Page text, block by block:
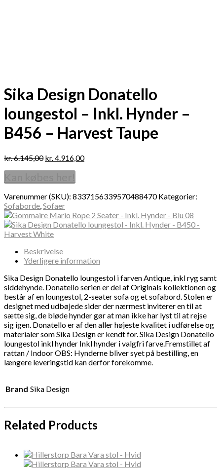
Sika Design Donatello
loungestol – Inkl. Hynder –
B456 – Harvest Taupe
kr.6.145,00 kr.4.916,00
Varenummer (SKU): 8337156339570488470 Kategorier:
Sofaborde,Sofaer
Beskrivelse
Yderligere information
Sika Design Donatello loungestol i farven Antique, inkl ryg samt
siddehynde. Donatello serien er del af Originals kollektionen og
består af en loungestol, 2-seater sofa og et sofabord. Stolen er
designet med udbøjede sider der nærmest inviterer en til at
sætte sig, de bløde hynder gør at man ikke har lyst til at rejse
sig igen. Donatello er af den aller højeste kvalitet i udførelse og
materialer som Sika Design er kendt for. Sika Design Donatello
loungestol inkl hynder Inkl hynder i valgfri farve.Fremstillet af
rattan / Indoor OBS: Hynderne bliver syet på bestilling, en
længere leveringstid kan derfor forekomme.
Brand Sika Design
Related Products